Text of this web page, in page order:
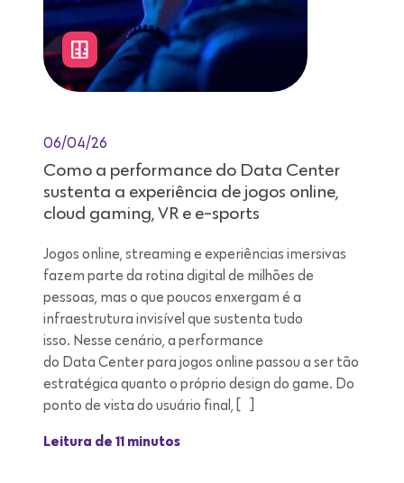
06/04/26
Como a performance do Data Center
sustenta a experiência de jogos online,
cloud gaming, VR e e-sports
Jogos online, streaming e experiências imersivas
fazem parte da rotina digital de milhões de
pessoas, mas o que poucos enxergam é a
infraestrutura invisível que sustenta tudo
isso. Nesse cenário, a performance
do Data Center para jogos online passou a ser tão
estratégica quanto o próprio design do game. Do
ponto de vista do usuário final, […]
Leitura de 11 minutos